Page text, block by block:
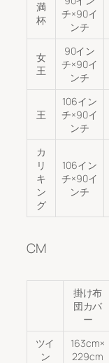
満
杯
チ×90イ
ンチ
女
王
90イン
チ×90イ
ンチ
王
106イン
チ×90イ
ンチ
カ
リ
キ
ン
グ
106イン
チ×90イ
ンチ
CM
掛け布
団カバ
ー
ツイ
ン
163cm×
229cm